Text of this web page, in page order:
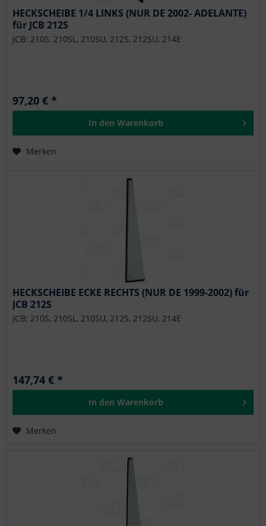
HECKSCHEIBE 1/4 LINKS (NUR DE 2002- ADELANTE)
für JCB 212S
JCB: 210S, 210SL, 210SU, 212S, 212SU, 214E
97,20 € *
In den Warenkorb
Merken
HECKSCHEIBE ECKE RECHTS (NUR DE 1999-2002) für
JCB 212S
JCB: 210S, 210SL, 210SU, 212S, 212SU, 214E
147,74 € *
In den Warenkorb
Merken